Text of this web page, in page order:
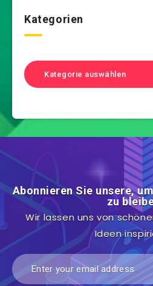
Kategorien
Kategorie auswählen
Abonnieren Sie unsere,
zu
Wir lassen uns von
Ideen